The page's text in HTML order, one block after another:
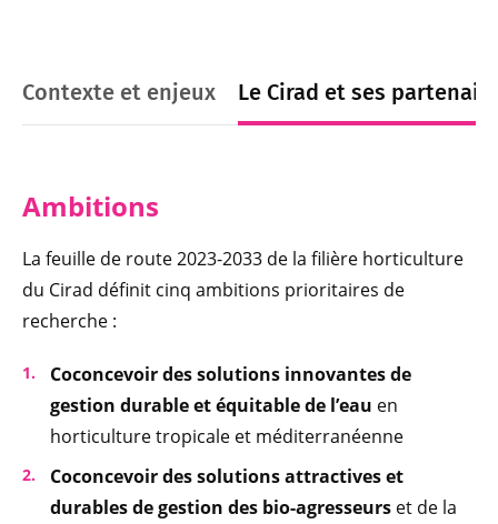
Contexte et enjeux Le Cirad et ses
Ambitions
La feuille de route 2023-2033 de la filière horticulture
du Cirad définit cinq ambitions prioritaires de
recherche :
Coconcevoir des solutions innovantes de
gestion durable et équitable de l’eau en
horticulture tropicale et méditerranéenne
Coconcevoir des solutions attractives et
durables de gestion des bio-agresseurs et de la